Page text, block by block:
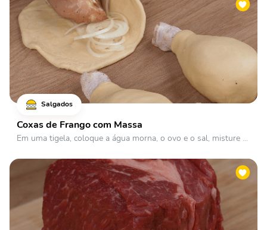
Salgados
Coxas de Frango com Massa
Em uma tigela, coloque a água morna, o ovo e o sal, misture ...